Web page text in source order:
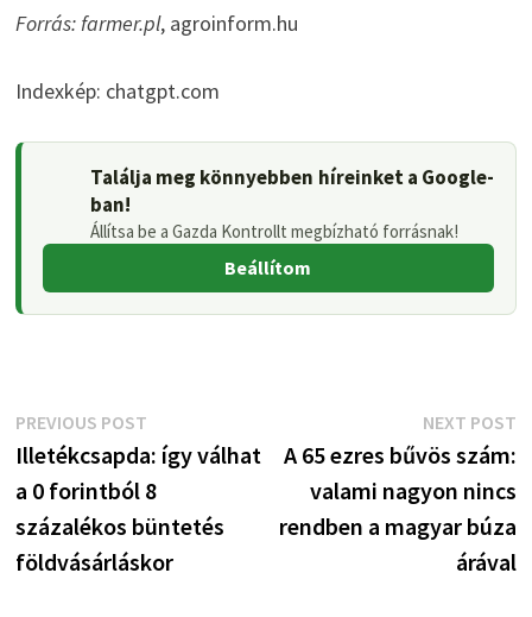
Forrás: farmer.pl, agroinform.hu
Indexkép: chatgpt.com
Találja meg könnyebben híreinket a Google-
ban!
Állítsa be a Gazda Kontrollt megbízható forrásnak!
Beállítom
Bejegyzés
navigáció
PREVIOUS POSTPrevious
post:
Illetékcsapda: így válhat
a 0 forintból 8
százalékos büntetés
földvásárláskor
NEXT POST
A 65 ezres bűvös szám:
valami nagyon nincs
rendben a magyar búza
árával